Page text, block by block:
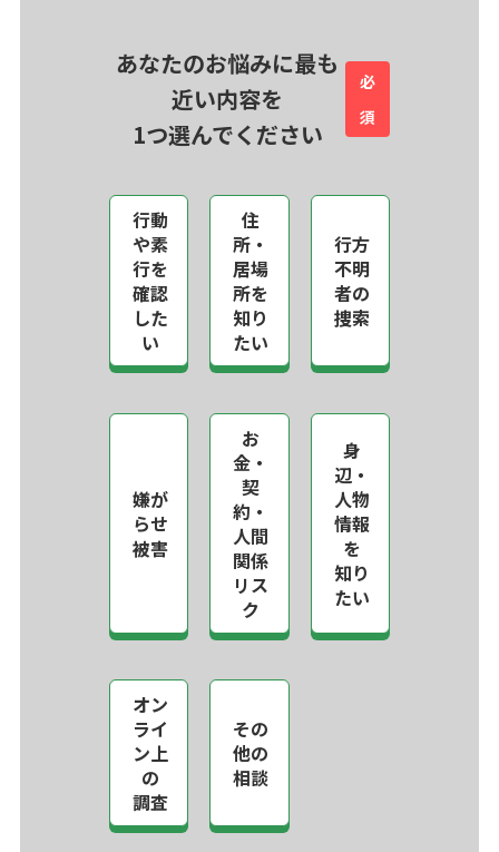
あなたのお悩みに最も
近い内容を
1つ選んでください
必
須
行動
や素
行を
確認
した
い
住
所・
居場
所を
知り
たい
行方
不明
者の
捜索
嫌が
らせ
被害
お
金・
契
約・
人間
関係
リス
ク
身
辺・
人物
情報
を
知り
たい
オン
ライ
ン上
の
調査
その
他の
相談